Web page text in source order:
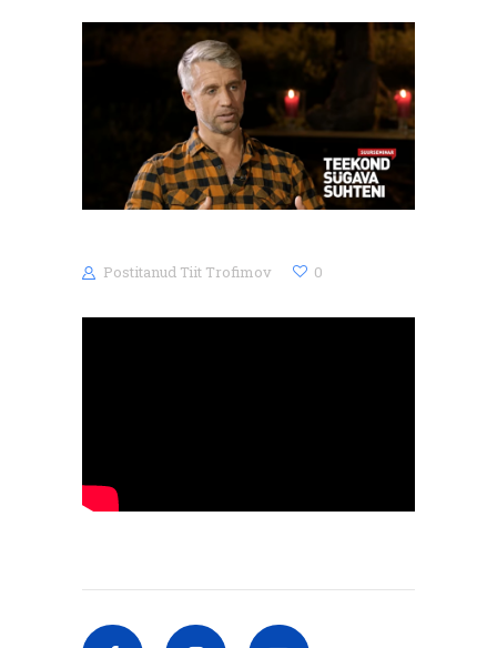
Postitanud Tiit Trofimov 0